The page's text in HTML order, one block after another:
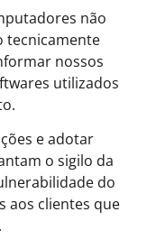
não
tecnicamente
nossos
utilizados
e adotar
o sigilo da
do
aos clientes que